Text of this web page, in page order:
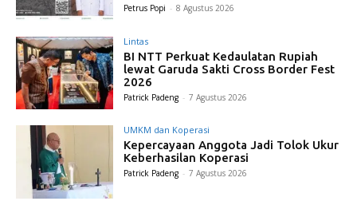
Petrus Popi - 8 Agustus 2026
Lintas
BI NTT Perkuat Kedaulatan Rupiah
lewat Garuda Sakti Cross Border Fest
2026
Patrick Padeng - 7 Agustus 2026
UMKM dan Koperasi
Kepercayaan Anggota Jadi Tolok Ukur
Keberhasilan Koperasi
Patrick Padeng - 7 Agustus 2026